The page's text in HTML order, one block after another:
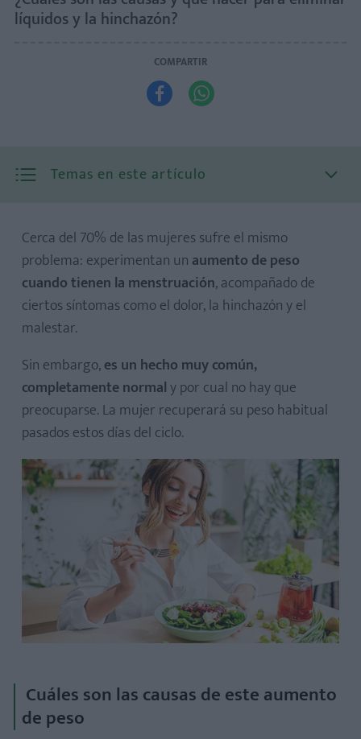
líquidos y la hinchazón?
COMPARTIR
 
Temas en este artículo
Seguir una alimentación adecuada
Hacer deporte de forma regular
Tomar suplementos
Cerca del 70% de las mujeres sufre el mismo
problema: experimentan un aumento de peso
cuando tienen la menstruación, acompañado de
ciertos síntomas como el dolor, la hinchazón y el
malestar.
Sin embargo,es un hecho muy común,
completamente normaly por cual no hay que
preocuparse. La mujer recuperará su peso habitual
pasados estos días del ciclo.
Cuáles son las causas de este aumento
de peso